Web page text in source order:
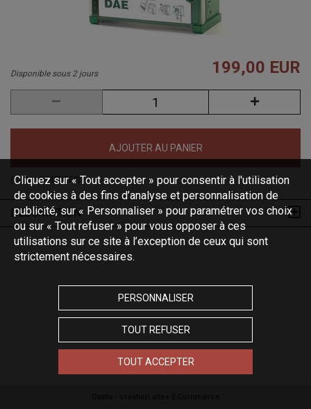
Disponible sous 2 jours 199,00 EUR
AJOUTER AU PANIER
(Code :BOITDEF2 )
DESCRIPTION
Cliquez sur « Tout accepter » pour consentir à l'utilisation
de cookies à des fins d’analyse et personnalisation de
publicité, sur « Personnaliser » pour paramétrer vos choix
ou sur « Tout refuser » pour vous opposer à ces
utilisations sur ce site à l’exception de ceux qui sont
strictement nécessaires.
PERSONNALISER
TOUT REFUSER
TOUT ACCEPTER